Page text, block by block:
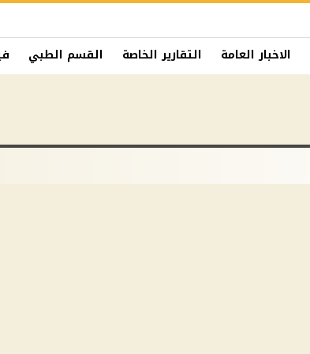
الاخبار العامة التقارير الخاصة القسم الطبي